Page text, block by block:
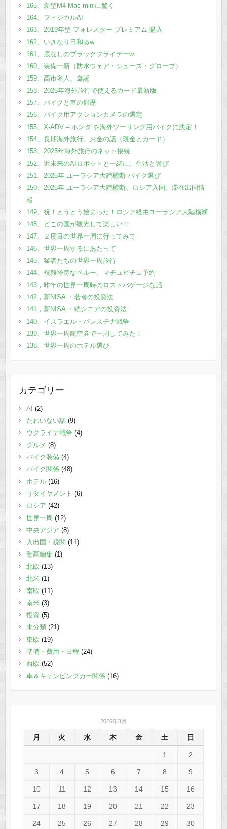
165、新型M4 Mac miniに驚く
164、フィジカルAI
163、2019年型 フォレスター プレミアム 購入
162、いきなり日和るw
161、底なしのブラックフライデーw
160、装備一新（防水ウェア・シューズ・グローブ）
159、高市名人、爆誕
158、2025年海外旅行で使えるカード最新版
157、バイクと車の遍歴
156、バイク用アクションカメラの選定
155、X-ADV – ホンダ を海外ツーリング用バイクに決定！
154、長期海外旅行、お金の話（現金とカード）
153、2025年海外旅行のネット接続
152、近未来のAIロボットと一緒に、生活と遊び
151、2025年 ユーラシア大陸横断 バイク選び
150、2025年 ユーラシア大陸横断、ロシア入国、滞在出国情
報
149、祝！とうとう始まった！ロシア経由ユーラシア大陸横断
148、どこの国が観光して楽しい？
147、２度目の世界一周に行ってみて
146、世界一周するにあたって
145、猛者たちの世界一周旅行
144、複雑怪奇なペルー、マチュピチュ予約
143，昨年の世界一周時のロストバゲージな話
142，新NISA ・若者の投資法
141，新NISA ・続シニアの投資法
140、イスラエル・パレスチナ戦争
139、世界一周航空券で一周してみた！
138、世界一周のホテル選び
カテゴリー
AI (2)
たわいない話(9)
ウクライナ戦争(4)
グルメ (8)
バイク装備(4)
バイク関係(48)
ホテル(16)
リタイヤメント (6)
ロシア (42)
世界一周 (12)
中央アジア (8)
入出国・税関 (11)
動画編集 (1)
北欧 (13)
北米(1)
南欧 (11)
南米(3)
投資 (5)
未分類(21)
東欧 (19)
準備・費用・日程 (24)
西欧 (52)
車＆キャンピングカー関係(16)
2026年8月
月 火 水 木 金 土 日
1 2
3 4 5 6 7 8 9
10 11 12 13 14 15 16
17 18 19 20 21 22 23
24 25 26 27 28 29 30